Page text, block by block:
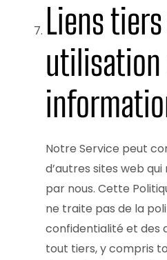
Liens
utilisation
Notre Service peut
d’autres sites web
par nous. Cette
ne traite pas de la
confidentialité et des
tout tiers, y compris